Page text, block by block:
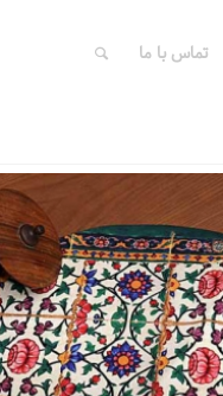
تماس با ما